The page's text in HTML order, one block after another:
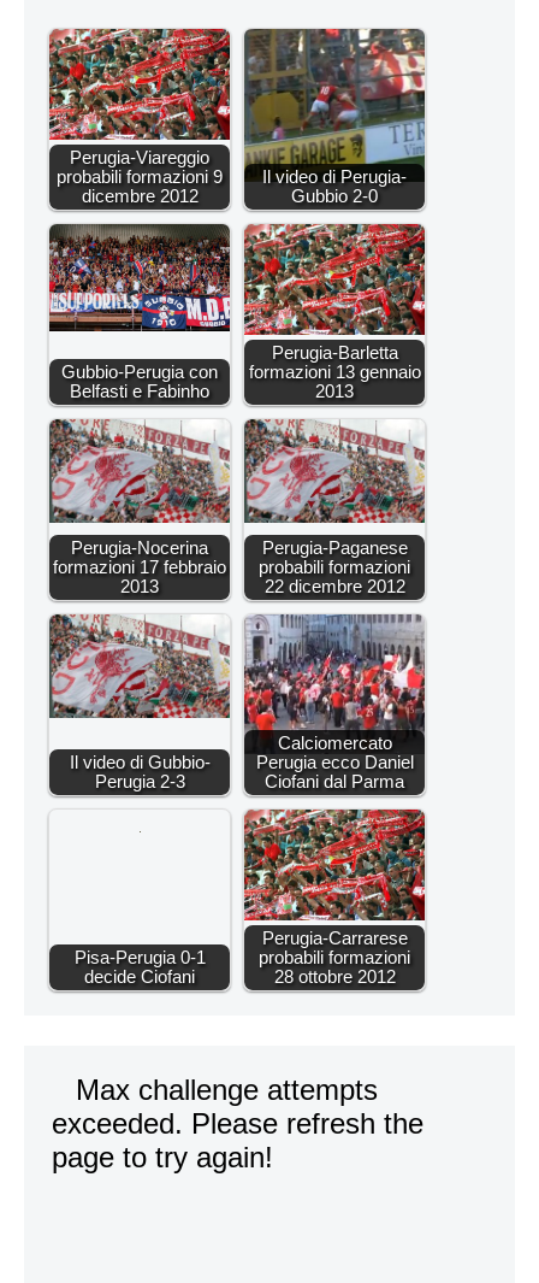
Perugia-Viareggio
probabili formazioni 9
dicembre 2012
Il video di Perugia-
Gubbio 2-0
Gubbio-Perugia con
Belfasti e Fabinho
Perugia-Barletta
formazioni 13 gennaio
2013
Perugia-Nocerina
formazioni 17 febbraio
2013
Perugia-Paganese
probabili formazioni
22 dicembre 2012
Il video di Gubbio-
Perugia 2-3
Calciomercato
Perugia ecco Daniel
Ciofani dal Parma
Pisa-Perugia 0-1
decide Ciofani
Perugia-Carrarese
probabili formazioni
28 ottobre 2012